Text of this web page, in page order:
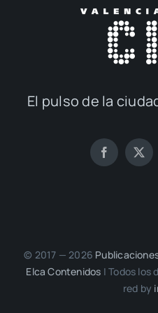
El pul­so de la
© 2017 — 2026
Elca Con­te­ni­dos | Todos los
red by